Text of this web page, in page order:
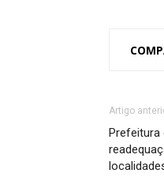
Artigo
Prefeitura